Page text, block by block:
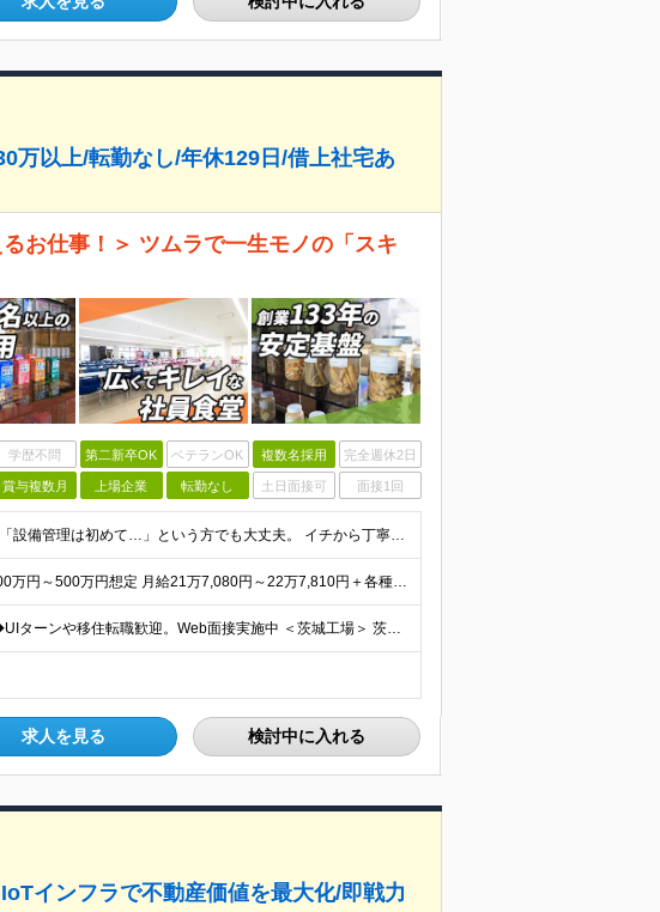
万以上/転勤なし/年休129日/借上社宅あ
お仕事！＞ ツムラで一生モノの「スキ
学歴不問 第二新卒OK ベテランOK 複数名採用 完全週休2日
賞与複数月 上場企業 転勤なし 土日面接可 面接1回
◆大型採用◆未経験歓迎◆高卒以上 「設備管理は初めて…」という方でも大丈夫。 イチから丁寧にお教えしますのでご安心ください。 ＼こんなアナタにピッタリ／ ◎「人の健康に貢献したい」という想いがある
◆月収30万円以上可 ◆初年度年収400万円～500万円想定 月給21万7,080円～22万7,810円＋各種手当＋賞与年2回 ★「手当」や「賞与」が手厚いため、1年目未経験でも年収400万円以上
◆原則転勤なし◆マイカー通勤OK ◆UIターンや移住転職歓迎。Web面接実施中 ＜茨城工場＞ 茨城県稲敷郡阿見町吉原3586 ┗クリーンで働きやすいのが魅力です。 ★豊かな自然と便利な生活環境が調
求人を見る 検討中に入れる
インフラで不動産価値を最大化/即戦力